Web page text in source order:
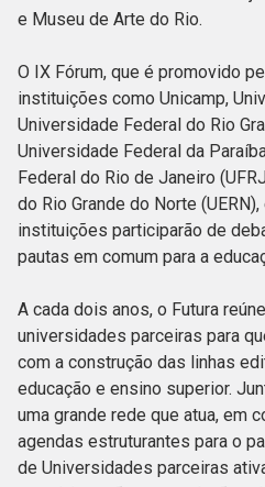
e Museu de Arte do Rio.
O IX Fórum, que é promovido
instituições como Unicamp,
Universidade Federal do Rio
Universidade Federal da
Federal do Rio de Janeiro
do Rio Grande do Norte
instituições participarão de
pautas em comum para a
A cada dois anos, o Futura
universidades parceiras para
com a construção das linhas
educação e ensino superior.
uma grande rede que atua, em
agendas estruturantes para o
de Universidades parceiras